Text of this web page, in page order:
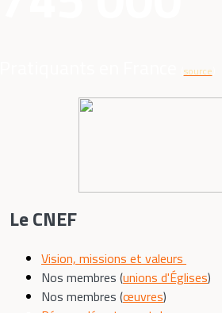
source
Le CNEF
Vision, missions et valeurs
Nos membres (unions d'Églises)
Nos membres (œuvres)